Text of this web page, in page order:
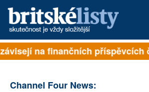
PŘIHLÁSIT
na finančních příspěvcích
Channel Four News: